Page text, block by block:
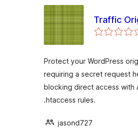
Traffic
Protect your WordPress
requiring a secret request
blocking direct access with
.htaccess rules.
jasond727